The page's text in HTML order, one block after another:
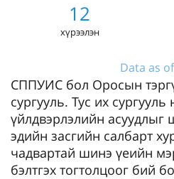
12
хүрээлэн
Data as
СППУИС бол Оросын
сургууль. Тус их
үйлдвэрлэлийн асуудлыг
эдийн засгийн салбарт
чадвартай шинэ үеийн
бэлтгэх тогтолцоог бий